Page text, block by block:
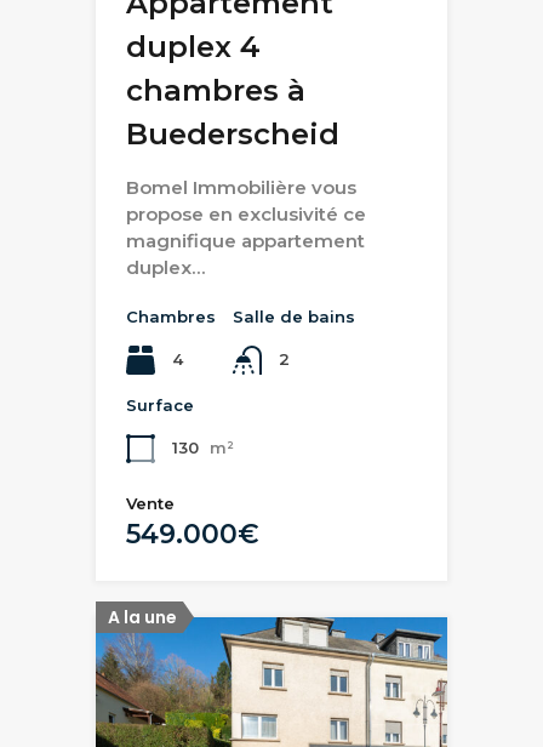
duplex 4
chambres à
Buederscheid
Bomel Immobilière vous
propose en exclusivité ce
magnifique appartement
duplex…
Chambres
4
Salle de bains
2
Surface
130 m²
Vente
549.000€
A la une